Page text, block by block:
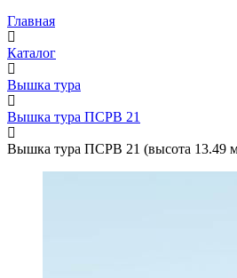
Главная
Каталог
Вышка тура
Вышка тура ПСРВ 21
Вышка тура ПСРВ 21 (высота 13.49